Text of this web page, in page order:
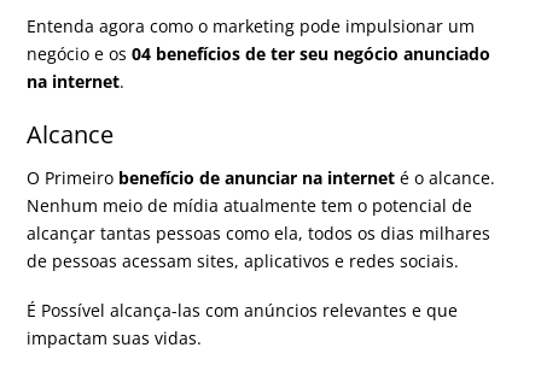
Entenda agora como o marketing pode impulsionar um
negócio e os04 benefícios de ter seu negócio anunciado
na internet.
Alcance
O Primeiro benefício de anunciar na internet é oalcance.
Nenhum meio de mídia atualmente tem o potencial de
alcançar tantas pessoas como ela, todos os dias milhares
de pessoas acessam sites, aplicativos e redes sociais.
É Possível alcança-las com anúncios relevantes e que
impactam suas vidas.